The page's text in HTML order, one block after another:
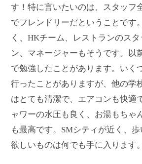
す！特に言いたいのは、スタッフ
でフレンドリーだということです
く、HKチーム、レストランのス
ン、マネージャーもそうです。以
で勉強したことがあります。いく
行ったことがありますが、他の学
はとても清潔で、エアコンも快適
ャワーの水圧も良く、お湯もちゃ
も最高です。SMシティが近く、歩
欲しいものは何でも手に入ります。